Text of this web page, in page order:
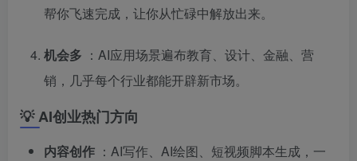
帮你飞速完成，让你从忙碌中解放出来。
机会多 ：AI应用场景遍布教育、设计、金融、营
销，几乎每个行业都能开辟新市场。
💡 AI创业热门方向
内容创作 ：AI写作、AI绘图、短视频脚本生成，一